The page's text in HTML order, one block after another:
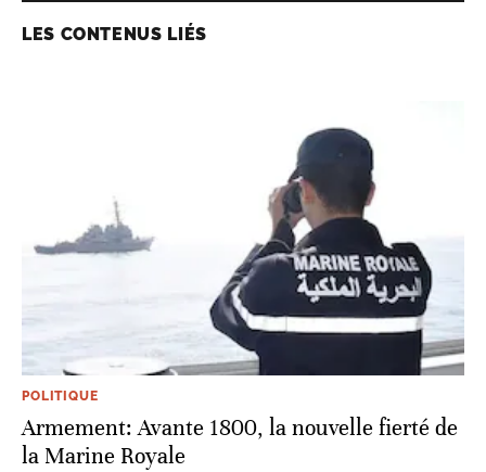
LES CONTENUS LIÉS
POLITIQUE
Armement: Avante 1800, la nouvelle fierté de
la Marine Royale